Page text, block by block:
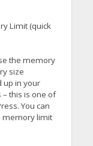
Limit (quick
the memory
size
up in your
this is one of
You can
memory limit